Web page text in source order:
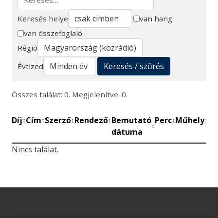
Keresés
Keresés helye
van hang
van összefoglaló
Régió
Évtized
Keresés / szűrés
Összes találat: 0. Megjelenítve: 0.
Díj↕Cím↕Szerző↕Rendező↕Bemutató
dátuma
↕
Perc↕Műhely↕
Nincs találat.